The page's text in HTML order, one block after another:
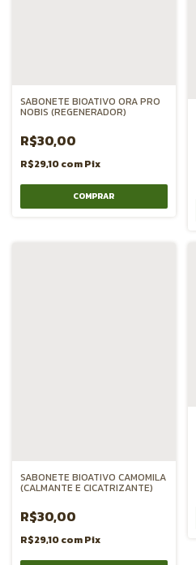
SABONETE BIOATIVO ORA PRO
NOBIS (REGENERADOR)
R$30,00
R$29,10comPix
SABONETE BIOATIVO CAMOMILA
(CALMANTE E CICATRIZANTE)
R$30,00
R$29,10comPix